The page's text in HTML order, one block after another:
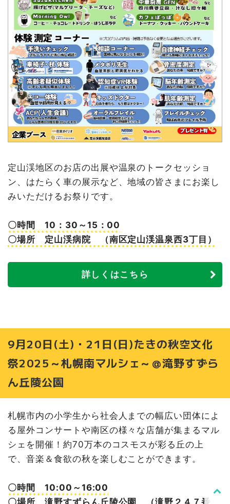
定山渓地区のお店の出展や温泉のトークセッショ
ン、はたらく車の展示など、地域の皆さまにお楽し
みいただけるお祭りです。
〇時間 10：30～15：00
〇場所 定山渓病院 （南区定山渓温泉西3丁目）
詳しくはこちら
9月20日(土)・21日(日)たきの秋空文化
祭2025～札幌南マルシェ～＠滝野すずら
ん丘陵公園
札幌市内の小学生から社会人までの幅広い団体によ
る屋外コンサートや南区の様々な店舗が集まるマル
シェを開催！約70万本のコスモスが彩る丘の上
で、音楽＆食欲の秋を楽しむことができます。
〇時間 10:00～16:00
〇場所 滝野すずらん丘陵公園 （滝野２４７番